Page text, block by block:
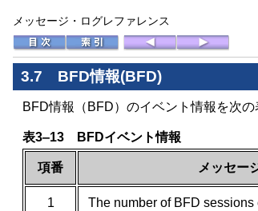
メッセージ・ログレファレンス
3.7 BFD情報(BFD)
BFD情報（BFD）のイベント情報を次の
表3‒13 BFDイベント情報
項番 メッセー
1 The number of BFD sessions